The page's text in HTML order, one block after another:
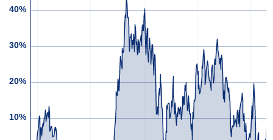
10%
20%
30%
40%